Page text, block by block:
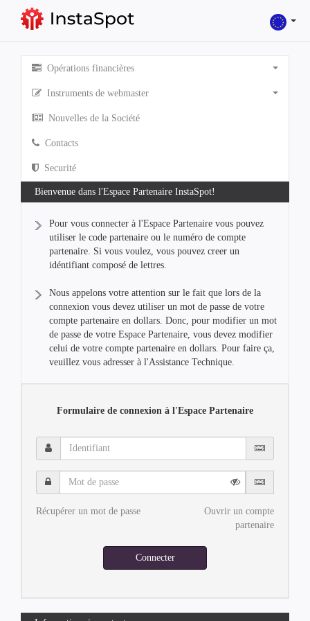
Opérations financières
Instruments de webmaster
Nouvelles de la Société
Contacts
Securité
Bienvenue dans l'Espace Partenaire InstaSpot!
Pour vous connecter à l'Espace Partenaire vous pouvez
utiliser le code partenaire ou le numéro de compte
partenaire. Si vous voulez, vous pouvez creer un
idéntifiant composé de lettres.
Nous appelons votre attention sur le fait que lors de la
connexion vous devez utiliser un mot de passe de votre
compte partenaire en dollars. Donc, pour modifier un mot
de passe de votre Espace Partenaire, vous devez modifier
celui de votre compte partenaire en dollars. Pour faire ça,
veuillez vous adresser à l'Assistance Technique.
Formulaire de connexion à l'Espace Partenaire
Identifiant
Mot
de
Récupérer un mot de passe
Ouvrir un compte
partenaire
Connecter